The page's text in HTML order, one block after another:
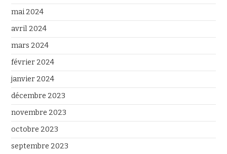
mai 2024
avril 2024
mars 2024
février 2024
janvier 2024
décembre 2023
novembre 2023
octobre 2023
septembre 2023